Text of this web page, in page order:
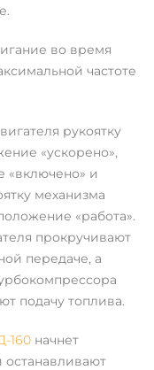
во время
частоте
рукоятку
«ускорено»,
«включено» и
механизма
«работа».
прокручивают
передаче, а
подачу топлива.
160 начнет
останавливают